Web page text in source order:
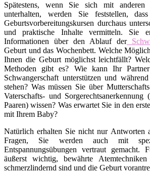
Spätestens, wenn Sie sich mit anderen
unterhalten, werden Sie feststellen,
Geburtsvorbereitungskursen durchaus
und praktische Inhalte vermitteln. Sie
Informationen über den Ablauf der
Geburt und das Wochenbett. Welche
Ihnen die Geburt möglichst leichtfällt?
Methoden gibt es? Wie kann Ihr
Schwangerschaft unterstützen und
stehen? Was müssen Sie über
Vaterschafts- und Sorgerechtsanerkennung
Paaren) wissen? Was erwartet Sie in den
mit Ihrem Baby?
Natürlich erhalten Sie nicht nur Antworten
Fragen, Sie werden auch mit
Entspannungsübungen vertraut
äußerst wichtig, bewährte
schmerzlindernd sind und die Geburt